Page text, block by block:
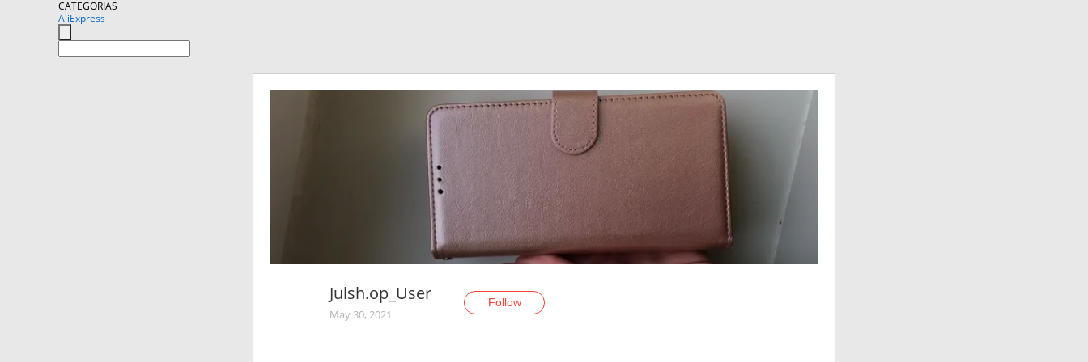
CATEGORIAS
AliExpress
Julsh.op_User
May 30, 2021
Follow